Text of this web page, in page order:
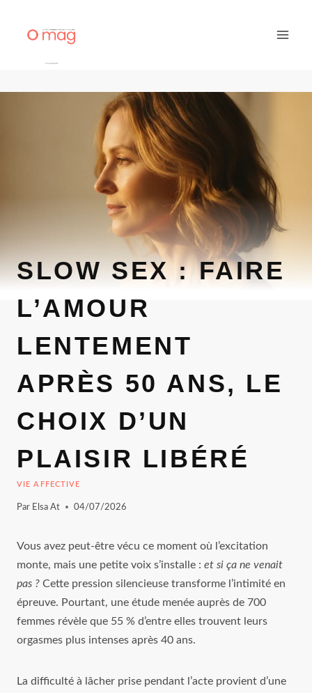
SLOW SEX : FAIRE
L’AMOUR
LENTEMENT
APRÈS 50 ANS, LE
CHOIX D’UN
PLAISIR LIBÉRÉ
VIE AFFECTIVE
Par Elsa At 04/07/2026
Vous avez peut-être vécu ce moment où l’excitation
monte, mais une petite voix s’installe : et si ça ne venait
pas ? Cette pression silencieuse transforme l’intimité en
épreuve. Pourtant, une étude menée auprès de 700
femmes révèle que 55 % d’entre elles trouvent leurs
orgasmes plus intenses après 40 ans.
La difficulté à lâcher prise pendant l’acte provient d’une